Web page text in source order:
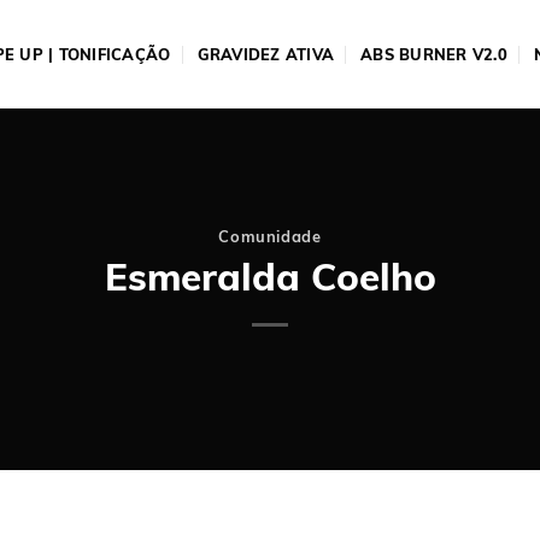
UP | TONIFICAÇÃO GRAVIDEZ ATIVA ABS BURNER V2.0
Comunidade
Esmeralda Coelho